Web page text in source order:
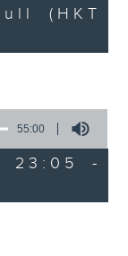
(HKT
55:00
23:05 -